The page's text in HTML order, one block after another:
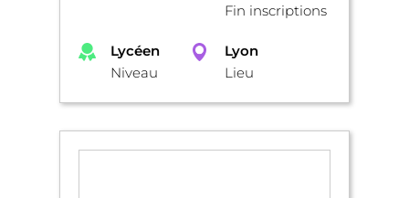
Fin inscriptions
Lycéen
Niveau
Lyon
Lieu